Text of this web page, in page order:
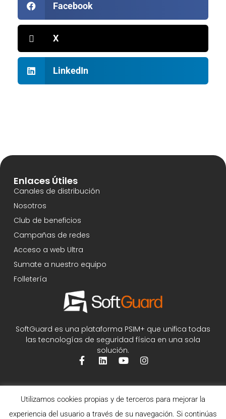
Facebook
X
LinkedIn
SoftGuard es una plataforma PSIM+ que unifica todas
las tecnologías de seguridad física en una sola
solución.
Enlaces Útiles
Canales de distribución
Nosotros
Club de beneficios
Campañas de redes
Acceso a web Ultra
Sumate a nuestro equipo
Folletería
Utilizamos cookies propias y de terceros para mejorar la
experiencia del usuario a través de su navegación. Si continúas